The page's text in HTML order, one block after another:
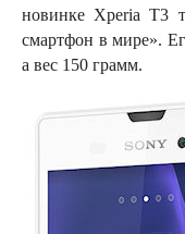
новинке Xperia T3
смартфон в мире».
а вес 150 грамм.